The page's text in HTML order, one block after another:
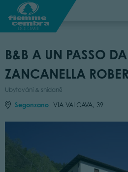
B&B A UN PASSO
ZANCANELLA
Ubytování & snídaně
Segonzano VIA VALCAVA, 39